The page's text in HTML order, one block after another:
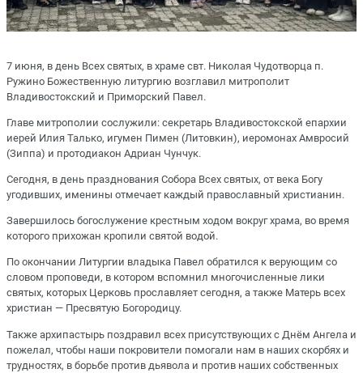
7 июня, в день Всех святых, в храме свт. Николая Чудотворца п.
Ружино Божественную литургию возглавил митрополит
Владивостокский и Приморский Павел.
Главе митрополии сослужили: секретарь Владивостокской епархии
иерей Илия Талько, игумен Пимен (Литовкин), иеромонах Амвросий
(Зиппа) и протодиакон Адриан Чунчук.
Сегодня, в день празднования Собора Всех святых, от века Богу
угодивших, именины отмечает каждый православный христианин.
Завершилось богослужение крестным ходом вокруг храма, во время
которого прихожан кропили святой водой.
По окончании Литургии владыка Павел обратился к верующим со
словом проповеди, в котором вспомнил многочисленные лики
святых, которых Церковь прославляет сегодня, а также Матерь всех
христиан — Пресвятую Богородицу.
Также архипастырь поздравил всех присутствующих с Днём Ангела и
пожелал, чтобы наши покровители помогали нам в наших скорбях и
трудностях, в борьбе против дьявола и против наших собственных